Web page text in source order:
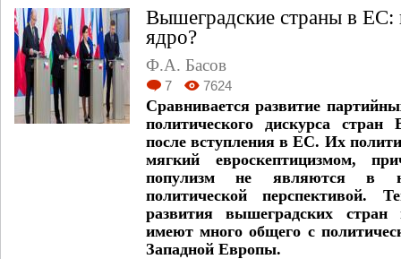
Вышеградские страны в ЕС:
ядро?
Ф.А. Басов
7 7624
Сравнивается развитие
политического дискурса стран
после вступления в ЕС. Их
мягкий евроскептицизмом,
популизм не являются в
политической перспективой.
развития вышеградских стран
имеют много общего с
Западной Европы.